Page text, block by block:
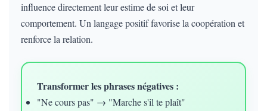
influence directement leur estime de soi et leur
comportement. Un langage positif favorise la coopération et
renforce la relation.
Transformer les phrases négatives :
"Ne cours pas" → "Marche s'il te plaît"